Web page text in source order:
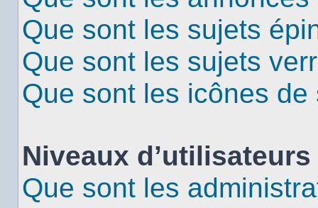
Que sont les sujets
Que sont les sujets
Que sont les icônes de
Niveaux
Que sont les